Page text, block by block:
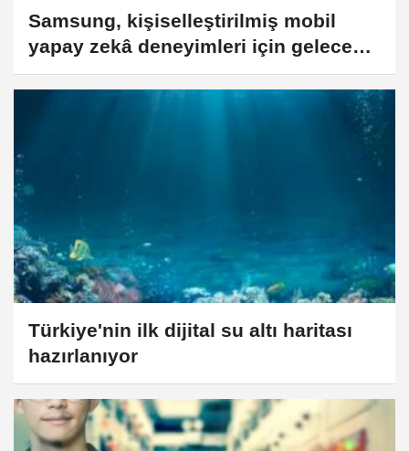
Samsung, kişiselleştirilmiş mobil
yapay zekâ deneyimleri için geleceğe
hazır güvenlik özelliklerini tanıttı
Türkiye'nin ilk dijital su altı haritası
hazırlanıyor